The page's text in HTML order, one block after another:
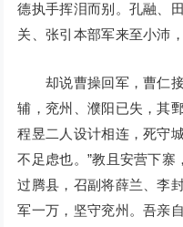
德执手挥泪而别。孔融、
关、张引本部军来至小沛
却说曹操回军，曹仁接
辅，兖州、濮阳已失，其
程昱二人设计相连，死守
不足虑也。”教且安营下寨
过腾县，召副将薛兰、李
军一万，坚守兖州。吾亲